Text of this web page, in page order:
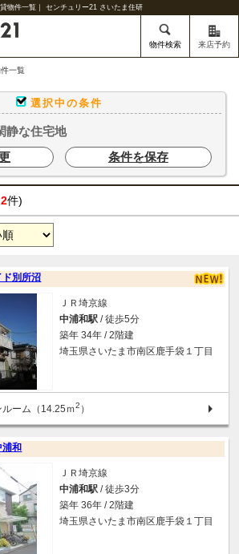
物件一覧｜ センチュリー21 さいたま住研
物件検索 来店予約
一覧
選択中の条件
静な住宅地
条件を保存
2件)
ド別所沼
ＪＲ埼京線
中浦和駅 / 徒歩5分
築年 34年 / 2階建
埼玉県さいたま市南区鹿手袋１丁目
ーム（14.25ｍ2 ）
和
ＪＲ埼京線
中浦和駅 / 徒歩3分
築年 36年 / 2階建
埼玉県さいたま市南区鹿手袋１丁目